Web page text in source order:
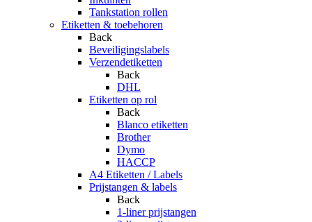
Tankstation rollen
Etiketten & toebehoren
Back
Beveiligingslabels
Verzendetiketten
Back
DHL
Etiketten op rol
Back
Blanco etiketten
Brother
Dymo
HACCP
A4 Etiketten / Labels
Prijstangen & labels
Back
1-liner prijstangen